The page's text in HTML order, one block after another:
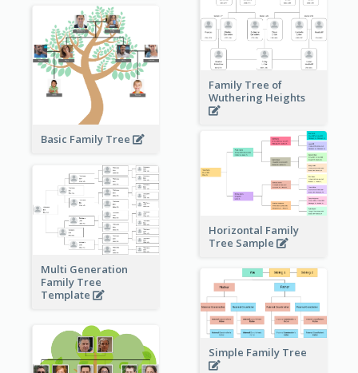
Family Tree of
Wuthering Heights
Basic Family Tree
Horizontal Family
Tree Sample
Multi Generation
Family Tree
Template
Simple Family Tree